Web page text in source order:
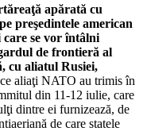
VILNIUS.
Capitala
Lituaniei,
aflată
la
doar
150
de
km
apărată cu
preşedintele american
care se vor întâlni
de frontieră al
cu aliatul Rusiei,
aliaţi NATO au trimis în
din 11-12 iulie, care
dintre ei furnizează, de
de care statele